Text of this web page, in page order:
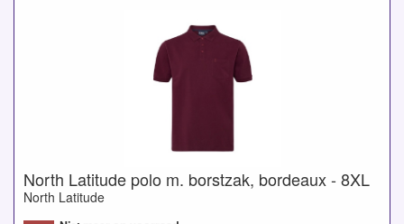
North Latitude polo m. borstzak, bordeaux - 8XL
North Latitude